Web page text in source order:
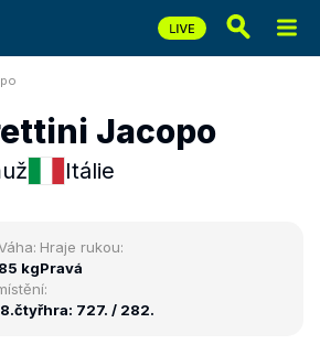
Jacopo
Itálie
85 kg
Hraje rukou:
Pravá
čtyřhra: 727. / 282.